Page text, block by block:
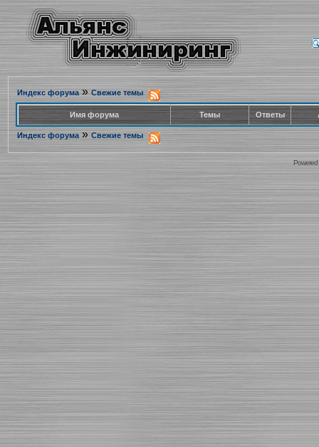
Индекс форума» Свежие темы
Имя форума Темы Ответы
Индекс форума » Свежие темы